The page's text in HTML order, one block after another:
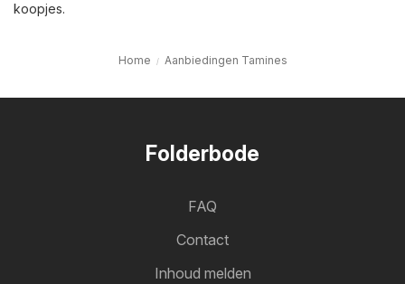
koopjes.
Home Aanbiedingen Tamines
Folderbode
FAQ
Contact
Inhoud melden